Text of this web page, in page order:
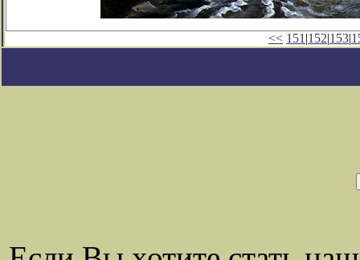
<< 151 |152|153|